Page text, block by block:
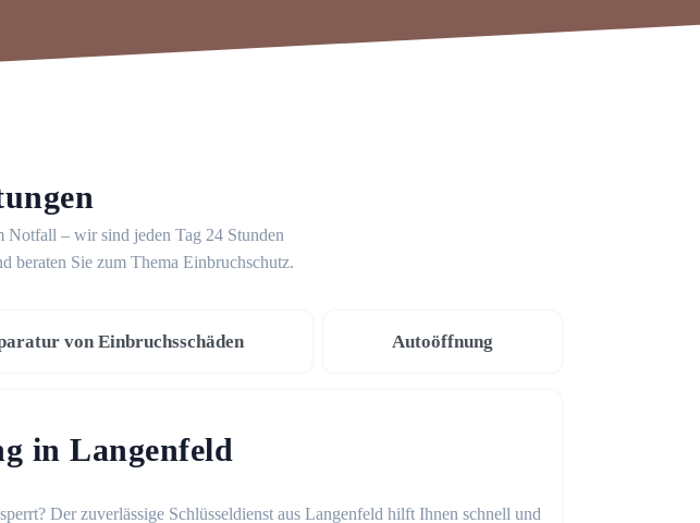
– wir sind jeden Tag 24 Stunden
beraten Sie zum Thema Einbruchschutz.
von Einbruchsschäden Autoöffnung
in Langenfeld
Der zuverlässige Schlüsseldienst aus Langenfeld hilft Ihnen schnell und